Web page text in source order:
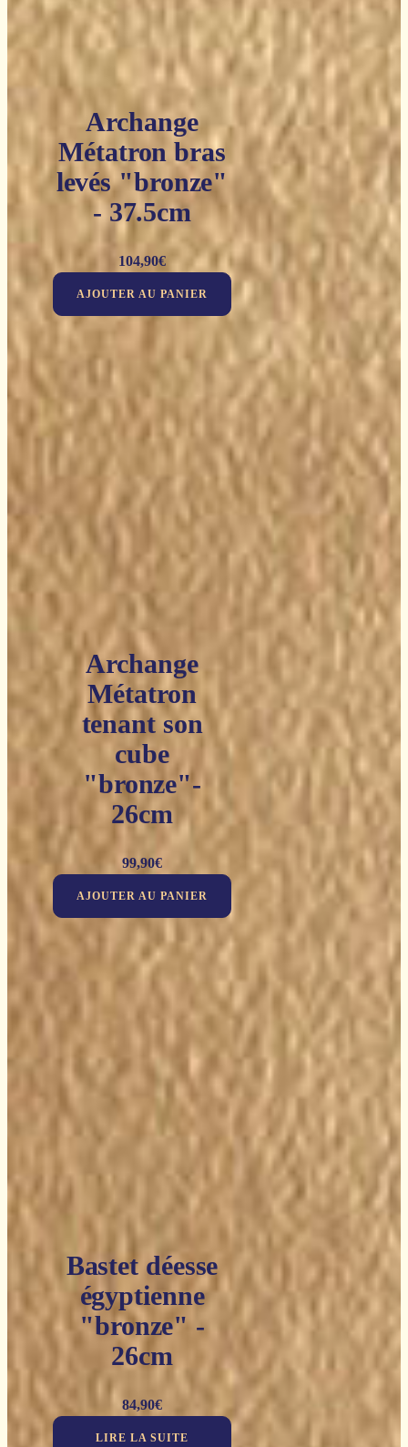
Archange
Métatron bras
levés "bronze"
- 37.5cm
104,90€
AJOUTER AU PANIER
Archange
Métatron
tenant son
cube
"bronze"-
26cm
99,90€
AJOUTER AU PANIER
Bastet déesse
égyptienne
"bronze" -
26cm
84,90€
LIRE LA SUITE